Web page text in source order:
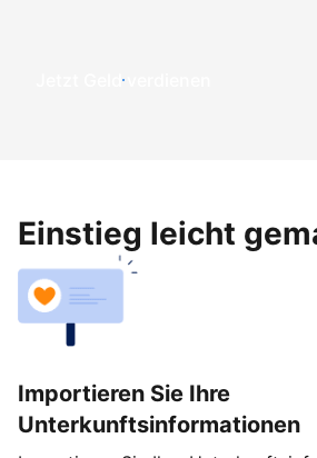
Jetzt Geld verdienen
Einstieg leicht
Importieren Sie Ihre
Unterkunftsinformationen